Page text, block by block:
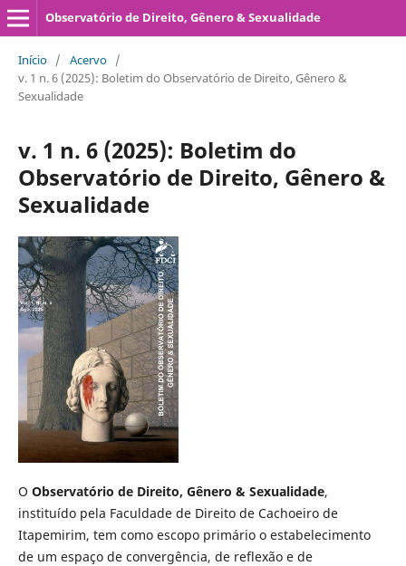
Observatório de Direito, Gênero & Sexualidade
Início / Acervo /
v. 1 n. 6 (2025): Boletim do Observatório de Direito, Gênero &
Sexualidade
v. 1 n. 6 (2025): Boletim do
Observatório de Direito, Gênero &
Sexualidade
O Observatório de Direito, Gênero & Sexualidade,
instituído pela Faculdade de Direito de Cachoeiro de
Itapemirim, tem como escopo primário o estabelecimento
de um espaço de convergência, de reflexão e de